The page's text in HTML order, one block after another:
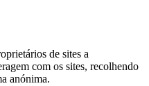
de sites a
com os sites, recolhendo
anónima.